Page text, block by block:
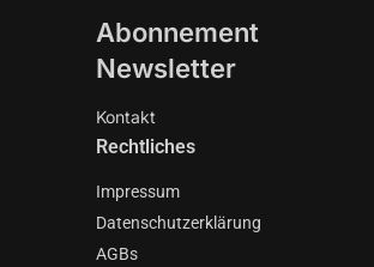
Abonnement
Newsletter
Kontakt
Rechtliches
Impressum
Datenschutzerklärung
AGBs